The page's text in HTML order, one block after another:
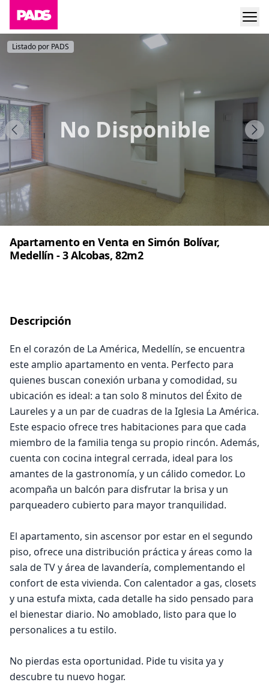
No Disponible
Listado por PADS
Apartamento en Venta en Simón Bolívar,
Medellín - 3 Alcobas, 82m2
Descripción
En el corazón de La América, Medellín, se encuentra
este amplio apartamento en venta. Perfecto para
quienes buscan conexión urbana y comodidad, su
ubicación es ideal: a tan solo 8 minutos del Éxito de
Laureles y a un par de cuadras de la Iglesia La América.
Este espacio ofrece tres habitaciones para que cada
miembro de la familia tenga su propio rincón. Además,
cuenta con cocina integral cerrada, ideal para los
amantes de la gastronomía, y un cálido comedor. Lo
acompaña un balcón para disfrutar la brisa y un
parqueadero cubierto para mayor tranquilidad.
El apartamento, sin ascensor por estar en el segundo
piso, ofrece una distribución práctica y áreas como la
sala de TV y área de lavandería, complementando el
confort de esta vivienda. Con calentador a gas, closets
y una estufa mixta, cada detalle ha sido pensado para
el bienestar diario. No amoblado, listo para que lo
personalices a tu estilo.
No pierdas esta oportunidad. Pide tu visita ya y
descubre tu nuevo hogar.